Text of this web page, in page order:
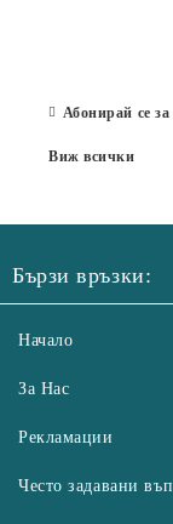
Абонирай се
Виж всички
Бързи връзки:
Начало
За Нас
Рекламации
Често задавани